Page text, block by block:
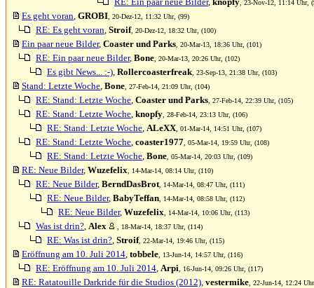
, 23-Nov-12, 11:14 Uhr,
Es geht voran, GROBI , 20-Dez-12, 11:32 Uhr, (99)
RE: Es geht voran, Stroif, 20-Dez-12, 18:32 Uhr, (100)
Ein paar neue Bilder, Coaster und Parks , 20-Mar-13, 18:36 Uhr, (101)
RE: Ein paar neue Bilder, Bone , 20-Mar-13, 20:26 Uhr, (102)
Es gibt News... :-), Rollercoasterfreak , 23-Sep-13, 21:38 Uhr, (103)
Stand: Letzte Woche, Bone , 27-Feb-14, 21:09 Uhr, (104)
RE: Stand: Letzte Woche, Coaster und Parks , 27-Feb-14, 22:39 Uhr, (105)
RE: Stand: Letzte Woche, knopfy , 28-Feb-14, 23:13 Uhr, (106)
RE: Stand: Letzte Woche, ALeXX , 01-Mar-14, 14:51 Uhr, (107)
RE: Stand: Letzte Woche, coaster1977 , 05-Mar-14, 19:59 Uhr, (108)
RE: Stand: Letzte Woche, Bone , 05-Mar-14, 20:03 Uhr, (109)
RE: Neue Bilder, Wuzefelix , 14-Mar-14, 08:14 Uhr, (110)
RE: Neue Bilder, BerndDasBrot , 14-Mar-14, 08:47 Uhr, (111)
RE: Neue Bilder, BabyTeffan , 14-Mar-14, 08:58 Uhr, (112)
RE: Neue Bilder, Wuzefelix , 14-Mar-14, 10:06 Uhr, (113)
Was ist drin?, Alex , 18-Mar-14, 18:37 Uhr, (114)
RE: Was ist drin?, Stroif, 22-Mar-14, 19:46 Uhr, (115)
Eröffnung am 10. Juli 2014, tobbele , 13-Jun-14, 14:57 Uhr, (116)
RE: Eröffnung am 10. Juli 2014, Arpi , 16-Jun-14, 09:26 Uhr, (117)
RE: Ratatouille Darkride für die Studios (2012), vestermike , 22-Jun-14, 12:24